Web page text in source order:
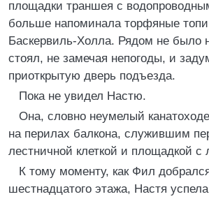
площадки траншея с
больше напоминала торфяные топи
Баскервиль-Холла. Рядом не
стоял, не замечая непогоды, и
приоткрытую дверь подъезда.
Пока не увидел Настю.
Она, словно неумелый
на перилах балкона, служившим
лестничной клеткой и площадкой
К тому моменту, как Фил
шестнадцатого этажа, Настя